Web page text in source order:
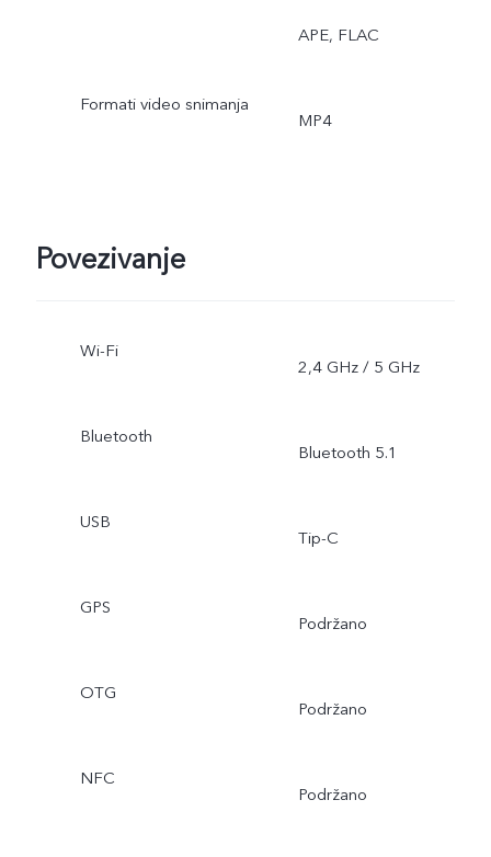
APE, FLAC
Formati video snimanja
MP4
Povezivanje
Wi-Fi
2,4 GHz / 5 GHz
Bluetooth
Bluetooth 5.1
USB
Tip-C
GPS
Podržano
OTG
Podržano
NFC
Podržano